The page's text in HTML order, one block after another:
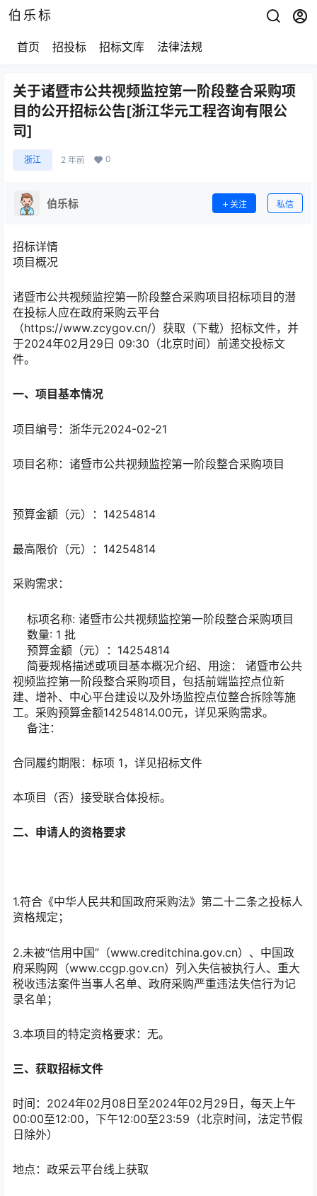
伯乐标
首页 招投标 招标文库 法律法规
关于诸暨市公共视频监控第一阶段整合采购项
目的公开招标公告[浙江华元工程咨询有限公
司]
浙江 2 年前 0
伯乐标 关注 私信
招标详情
项目概况
诸暨市公共视频监控第一阶段整合采购项目招标项目的潜
在投标人应在政府采购云平台
（https://www.zcygov.cn/）获取（下载）招标文件，并
于2024年02月29日 09:30 （北京时间）前递交投标文
件。
一、项目基本情况
项目编号： 浙华元2024-02-21
项目名称： 诸暨市公共视频监控第一阶段整合采购项目
预算金额（元）： 14254814
最高限价（元）： 14254814
采购需求：
标项名称: 诸暨市公共视频监控第一阶段整合采购项目
数量: 1 批
预算金额（元）： 14254814
简要规格描述或项目基本概况介绍、用途： 诸暨市公共
视频监控第一阶段整合采购项目，包括前端监控点位新
建、增补、中心平台建设以及外场监控点位整合拆除等施
工。采购预算金额14254814.00元，详见采购需求。
备注：
合同履约期限： 标项 1，详见招标文件
本项目（否）接受联合体投标。
二、申请人的资格要求
1.符合《中华人民共和国政府采购法》第二十二条之投标人
资格规定；
2.未被“信用中国”（www.creditchina.gov.cn）、中国政
府采购网（www.ccgp.gov.cn）列入失信被执行人、重大
税收违法案件当事人名单、政府采购严重违法失信行为记
录名单；
3.本项目的特定资格要求：无。
三、获取招标文件
时间： 2024年02月08日 至2024年02月29日 ，每天上午
00:00至12:00，下午12:00至23:59 （北京时间，法定节假
日除外）
地点： 政采云平台线上获取